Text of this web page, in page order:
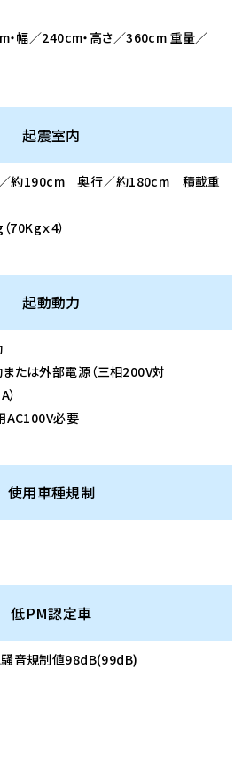
幅／240cm・高さ／360cm 重量／
起震室内
約190cm 奥行／約180cm 積載重
70Kgｘ4）
起動動力
たは外部電源（三相200V対
AC100V必要
使用車種規制
低PM認定車
騒音規制値98dB(99dB)